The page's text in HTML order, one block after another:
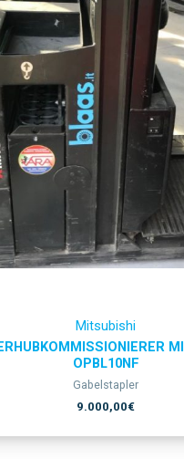
Mitsubishi
OPBL10NF
Gabelstapler
9.000,00€